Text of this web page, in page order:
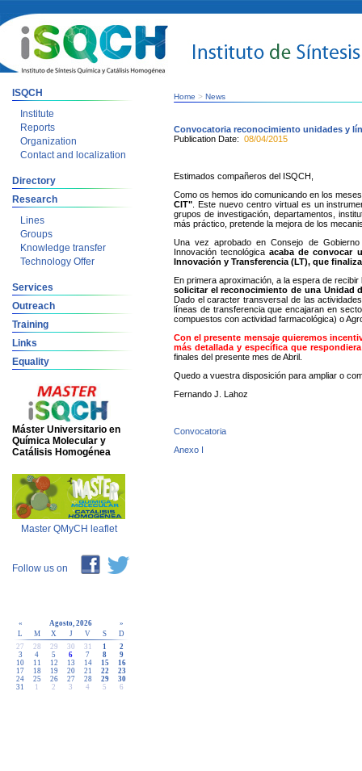
ISQCH
Institute
Reports
Organization
Contact and localization
Directory
Research
Lines
Groups
Knowledge transfer
Technology Offer
Services
Outreach
Training
Links
Equality
Máster Universitario en
Química Molecular y
Catálisis Homogénea
Master QMyCH leaflet
Follow us on
« Agosto, 2026
»
L
M X J V S
D
27
28 29 30 31 1
2
3
4 5 6 7 8
9
10
11 12 13 14 15
16
17
18 19 20 21 22
23
24
25 26 27 28 29
30
31
1 2 3 4 5 6
Home > News
Convocatoria reconocimiento unidades y
Publication Date: 08/04/2015
Estimados compañeros del ISQCH,
Como os hemos ido comunicando en los
CIT" . Este nuevo centro virtual es un
grupos de investigación, departamentos,
más práctico, pretende la mejora de los
Una vez aprobado en Consejo de
Innovación tecnológicaacaba de convocar
Innovación y Transferencia (LT), que
En primera aproximación, a la espera de
solicitar el reconocimiento de una Unidad
Dado el caracter transversal de las
líneas de transferencia que encajaran en
compuestos con actividad farmacológica) o
Con el presente mensaje quieremos
más detallada y específica que
finales del presente mes de Abril.
Quedo a vuestra disposición para ampliar o
Fernando J. Lahoz
Convocatoria
Anexo I